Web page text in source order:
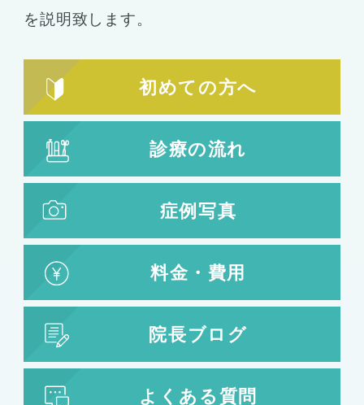
を説明致します。
初めての方へ
診療の流れ
症例写真
料金・費用
院長ブログ
よくある質問